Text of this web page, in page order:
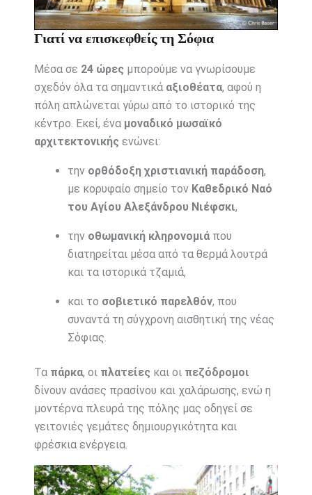
Γιατί να επισκεφθείς τη Σόφια
Μέσα σε 24 ώρες μπορούμε να γνωρίσουμε
σχεδόν όλα τα σημαντικά αξιοθέατα, αφού η
πόλη απλώνεται γύρω από το ιστορικό της
κέντρο. Εκεί, ένα μοναδικό μωσαϊκό
αρχιτεκτονικής ενώνει:
την ορθόδοξη χριστιανική παράδοση,
με κορυφαίο σημείο τον Καθεδρικό Ναό
του Αγίου Αλεξάνδρου Νιέφσκι,
την οθωμανική κληρονομιάπου
διατηρείται μέσα από τα θερμά λουτρά
και τα ιστορικά τζαμιά,
και το σοβιετικό παρελθόν, που
συναντά τη σύγχρονη αισθητική της νέας
Σόφιας.
Τα πάρκα, οι πλατείες και οι πεζόδρομοι
δίνουν ανάσες πρασίνου και χαλάρωσης, ενώ η
μοντέρνα πλευρά της πόλης μας οδηγεί σε
γειτονιές γεμάτες δημιουργικότητα και
φρέσκια ενέργεια.